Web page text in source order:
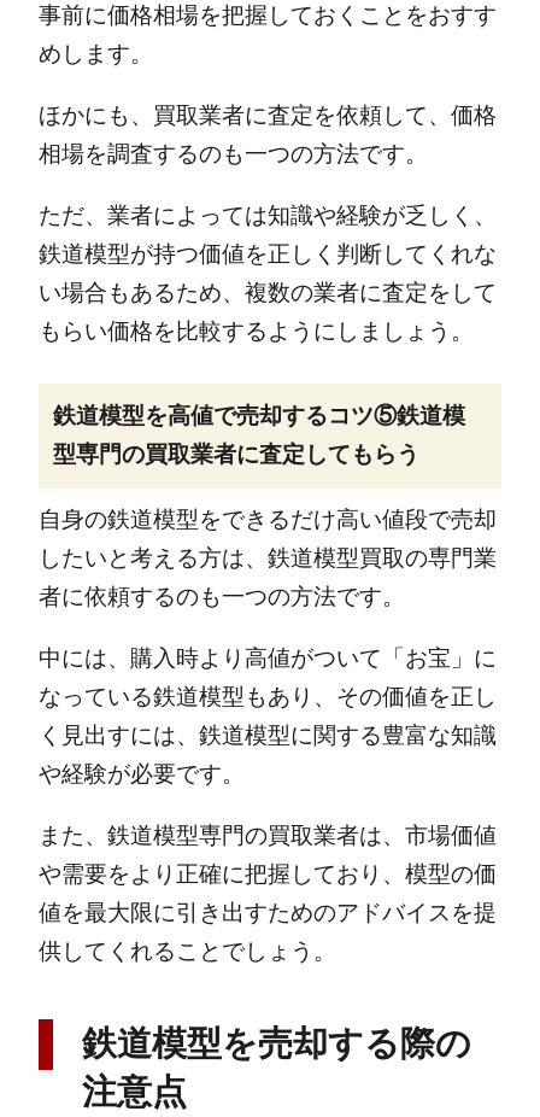
事前に価格相場を把握しておくことをおすす
めします。
ほかにも、買取業者に査定を依頼して、価格
相場を調査するのも一つの方法です。
ただ、業者によっては知識や経験が乏しく、
鉄道模型が持つ価値を正しく判断してくれな
い場合もあるため、複数の業者に査定をして
もらい価格を比較するようにしましょう。
鉄道模型を高値で売却するコツ⑤鉄道模
型専門の買取業者に査定してもらう
自身の鉄道模型をできるだけ高い値段で売却
したいと考える方は、鉄道模型買取の専門業
者に依頼するのも一つの方法です。
中には、購入時より高値がついて「お宝」に
なっている鉄道模型もあり、その価値を正し
く見出すには、鉄道模型に関する豊富な知識
や経験が必要です。
また、鉄道模型専門の買取業者は、市場価値
や需要をより正確に把握しており、模型の価
値を最大限に引き出すためのアドバイスを提
供してくれることでしょう。
鉄道模型を売却する際の
注意点